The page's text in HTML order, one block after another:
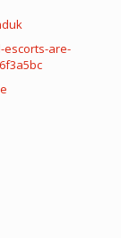
escorts-are-